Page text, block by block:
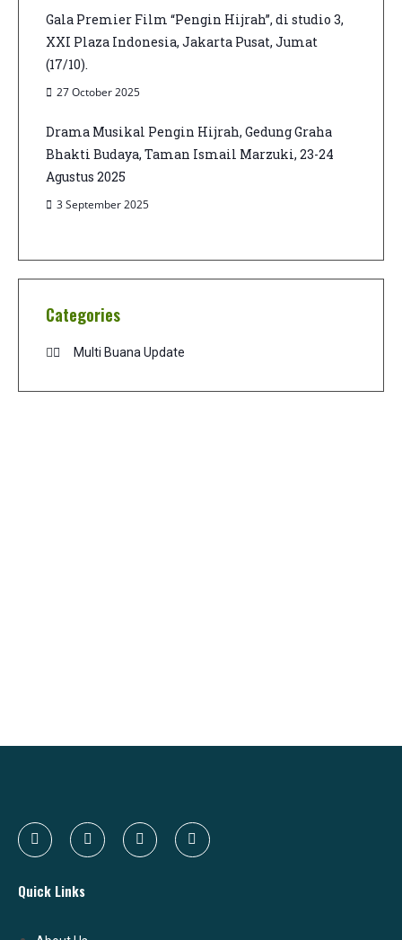
Gala Premier Film “Pengin Hijrah”, di studio 3,
XXI Plaza Indonesia, Jakarta Pusat, Jumat
(17/10).
27 October 2025
Drama Musikal Pengin Hijrah, Gedung Graha
Bhakti Budaya, Taman Ismail Marzuki, 23-24
Agustus 2025
3 September 2025
Categories
Multi Buana Update
Quick Links